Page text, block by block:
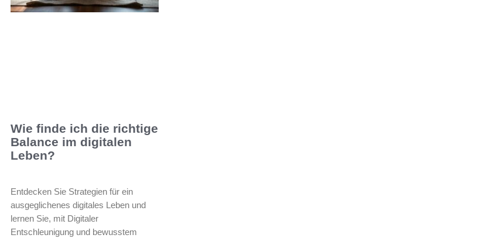
Wie finde ich die richtige
Balance im digitalen
Leben?
Entdecken Sie Strategien für ein
ausgeglichenes digitales Leben und
lernen Sie, mit Digitaler
Entschleunigung und bewusstem